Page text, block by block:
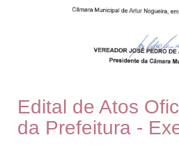
Edital de Atos
da Prefeitura -